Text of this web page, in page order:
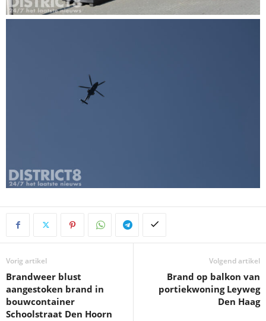
Vorig artikel
Brandweer blust
aangestoken brand in
bouwcontainer
Schoolstraat Den Hoorn
Volgend artikel
Brand op balkon van
portiekwoning Leyweg
Den Haag